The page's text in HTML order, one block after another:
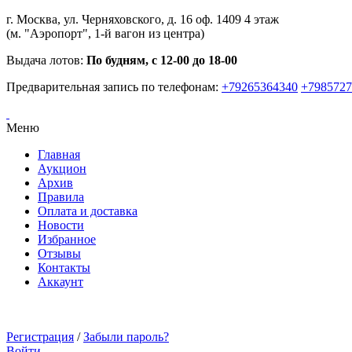
г. Москва, ул. Черняховского, д. 16 оф. 1409 4 этаж
(м. "Аэропорт", 1-й вагон из центра)
Выдача лотов: По будням, с 12-00 до 18-00
Предварительная запись по телефонам: +79265364340
Меню
Главная
Аукцион
Архив
Правила
Оплата и доставка
Новости
Избранное
Отзывы
Контакты
Аккаунт
Регистрация / Забыли пароль?